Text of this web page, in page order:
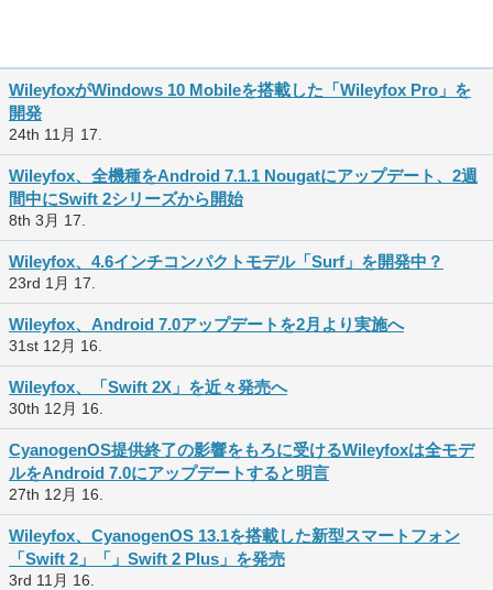
WileyfoxがWindows 10 Mobileを搭載した「Wileyfox Pro」を
開発
24th 11月 17.
Wileyfox、全機種をAndroid 7.1.1 Nougatにアップデート、2週
間中にSwift 2シリーズから開始
8th 3月 17.
Wileyfox、4.6インチコンパクトモデル「Surf」を開発中？
23rd 1月 17.
Wileyfox、Android 7.0アップデートを2月より実施へ
31st 12月 16.
Wileyfox、「Swift 2X」を近々発売へ
30th 12月 16.
CyanogenOS提供終了の影響をもろに受けるWileyfoxは全モデ
ルをAndroid 7.0にアップデートすると明言
27th 12月 16.
Wileyfox、CyanogenOS 13.1を搭載した新型スマートフォン
「Swift 2」「」Swift 2 Plus」を発売
3rd 11月 16.